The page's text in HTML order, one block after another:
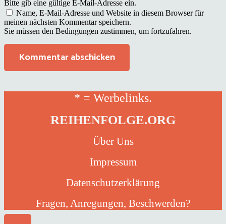
Bitte gib eine gültige E-Mail-Adresse ein.
Name, E-Mail-Adresse und Website in diesem Browser für
meinen nächsten Kommentar speichern.
Sie müssen den Bedingungen zustimmen, um fortzufahren.
Kommentar abschicken
* = Werbelinks.
REIHENFOLGE.ORG
Über Uns
Impressum
Datenschutzerklärung
Fragen, Anregungen, Beschwerden?